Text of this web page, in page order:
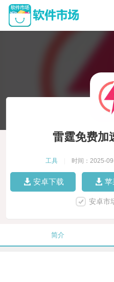
雷霆免费加
工具 时间：2025-
安卓下载 苹
安卓市
简介